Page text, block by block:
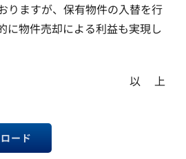
りますが、保有物件の入替を行
に物件売却による利益も実現し
以 上
ード